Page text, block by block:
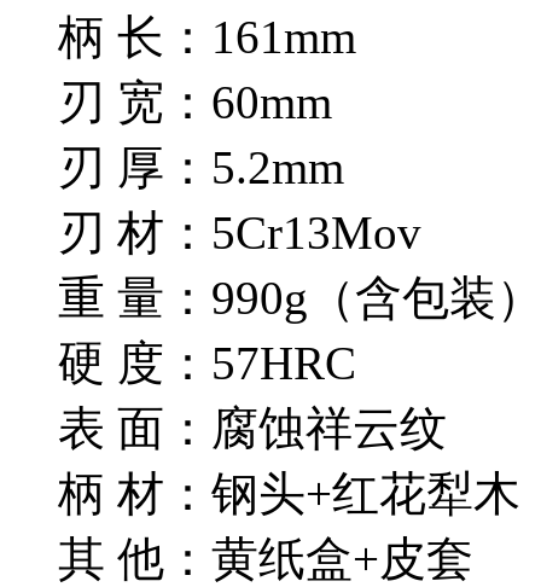
柄 长：161mm
刃 宽：60mm
刃 厚：5.2mm
刃 材：5Cr13Mov
重 量：990g（含包装
硬 度：57HRC
表 面：腐蚀祥云纹
柄 材：钢头+红花犁木
其 他：黄纸盒+皮套